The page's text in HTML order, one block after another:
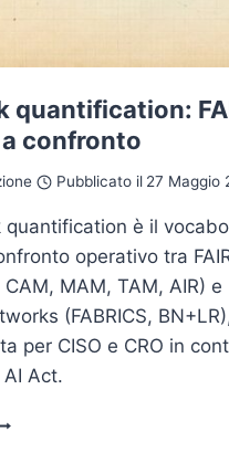
quantification:
confronto
Pubblicato il 27 Maggio
quantification è il
operativo tra
MAM, TAM, AIR) e
(FABRICS,
per CISO e CRO in
AI Act.